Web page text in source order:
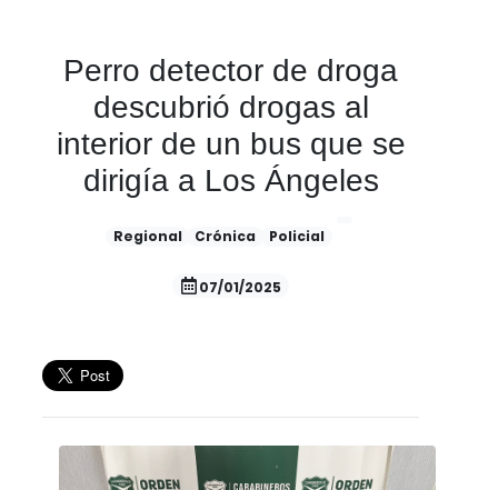
Perro detector de droga
descubrió drogas al
interior de un bus que se
dirigía a Los Ángeles
Regional Crónica Policial
07/01/2025